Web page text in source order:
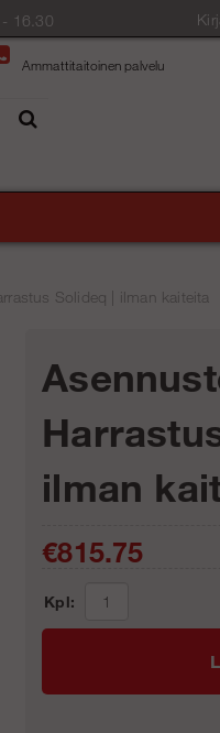
- 16.30
Ammattitaitoinen palvelu
Solideq | ilman kaiteita
ilman
€815.75
Kpl: